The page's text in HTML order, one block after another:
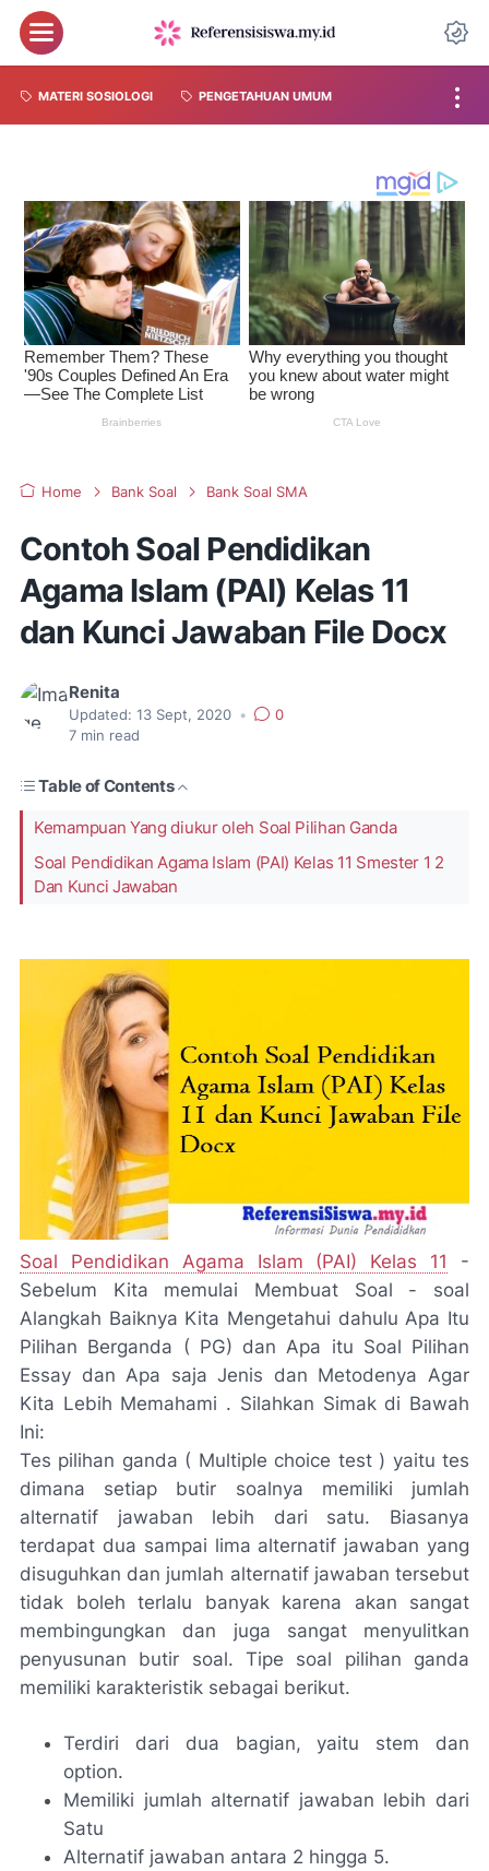
MATERI SOSIOLOGI PENGETAHUAN UMUM
Home Bank Soal Bank Soal SMA
Contoh Soal Pendidikan
Agama Islam (PAI) Kelas 11
dan Kunci Jawaban File Docx
Renita
Updated: 13 Sept, 2020 •
0
7 min read
Table of Contents
Kemampuan Yang diukur oleh Soal Pilihan Ganda
Soal Pendidikan Agama Islam (PAI) Kelas 11 Smester 1 2
Dan Kunci Jawaban
Soal Pendidikan Agama Islam (PAI) Kelas 11
-
Sebelum Kita memulai Membuat Soal - soal
Alangkah Baiknya Kita Mengetahui dahulu Apa Itu
Pilihan Berganda ( PG) dan Apa itu Soal Pilihan
Essay dan Apa saja Jenis dan Metodenya Agar
Kita Lebih Memahami . Silahkan Simak di Bawah
Ini:
Tes pilihan ganda ( Multiple choice test ) yaitu tes
dimana setiap butir soalnya memiliki jumlah
alternatif jawaban lebih dari satu. Biasanya
terdapat dua sampai lima alternatif jawaban yang
disuguhkan dan jumlah alternatif jawaban tersebut
tidak boleh terlalu banyak karena akan sangat
membingungkan dan juga sangat menyulitkan
penyusunan butir soal. Tipe soal pilihan ganda
memiliki karakteristik sebagai berikut.
Terdiri dari dua bagian, yaitu stem dan
option.
Memiliki jumlah alternatif jawaban lebih dari
Satu
Alternatif jawaban antara 2 hingga 5.